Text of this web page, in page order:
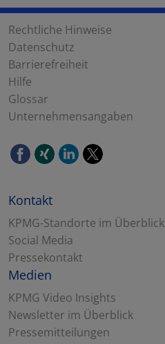
Rechtliche Hinweise
Datenschutz
Barrierefreiheit
Hilfe
Glossar
Unternehmensangaben
Kontakt
KPMG-Standorte im Überblick
Social Media
Pressekontakt
Medien
KPMG Video Insights
Newsletter im Überblick
Pressemitteilungen